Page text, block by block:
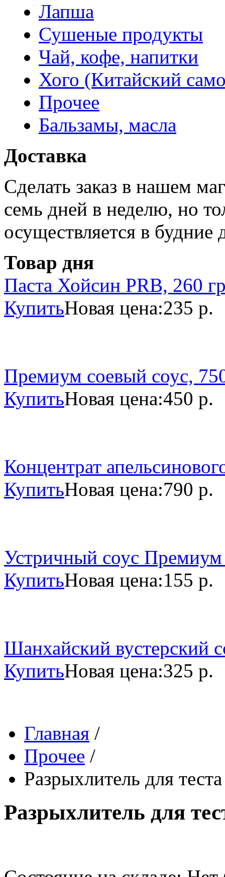
Лапша
Сушеные продукты
Чай, кофе, напитки
Хого (Китайский
Прочее
Бальзамы, масла
Доставка
Сделать заказ в нашем
семь дней в неделю, но
осуществляется в будние
Товар дня
Паста Хойсин PRB, 260
КупитьНовая цена:235 р.
Премиум соевый соус,
КупитьНовая цена:450 р.
Концентрат
КупитьНовая цена:790 р.
Устричный соус
КупитьНовая цена:155 р.
Шанхайский вустерский
КупитьНовая цена:325 р.
Главная /
Прочее /
Разрыхлитель для
Разрыхлитель для